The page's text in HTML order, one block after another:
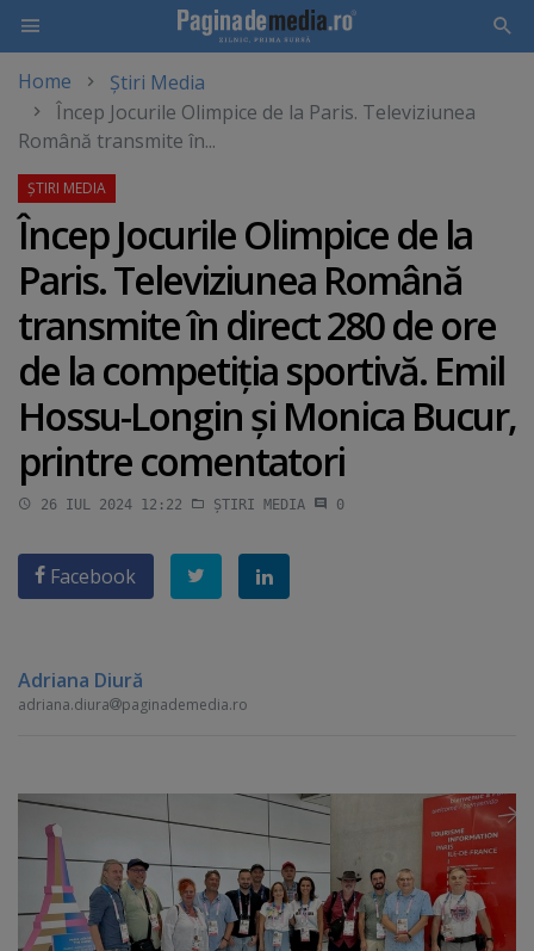
main
content
Home
Știri Media
Încep Jocurile Olimpice de la Paris. Televiziunea
Română transmite în...
Încep Jocurile Olimpice de la
Paris. Televiziunea Română
transmite în direct 280 de ore
de la competiţia sportivă. Emil
Hossu-Longin şi Monica Bucur,
printre comentatori
26 IUL 2024 12:22 ȘTIRI MEDIA 0
Facebook
Adriana Diură
adriana.diura paginademedia.ro